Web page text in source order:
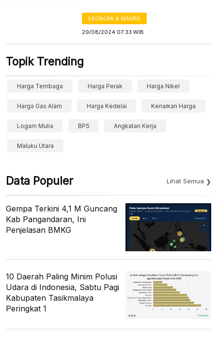
EKONOMI & MAKRO
29/08/2024 07:33 WIB
Topik Trending
Harga Tembaga Harga Perak Harga Nikel
Harga Gas Alam Harga Kedelai Kenaikan Harga
Logam Mulia BPS Angkatan Kerja
Maluku Utara
Data Populer Lihat Semua
Gempa Terkini 4,1 M Guncang
Kab Pangandaran, Ini
Penjelasan BMKG
10 Daerah Paling Minim Polusi
Udara di Indonesia, Sabtu Pagi
Kabupaten Tasikmalaya
Peringkat 1